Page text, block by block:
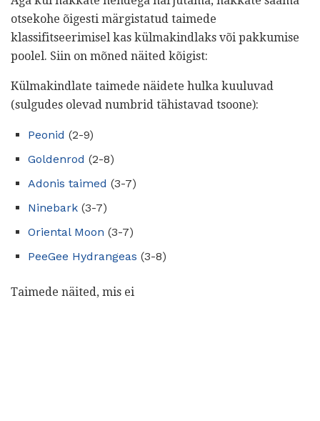
otsekohe õigesti märgistatud taimede
klassifitseerimisel kas külmakindlaks või pakkumise
poolel. Siin on mõned näited kõigist:
Külmakindlate taimede näidete hulka kuuluvad
(sulgudes olevad numbrid tähistavad tsoone):
Peonid (2-9)
Goldenrod (2-8)
Adonis taimed (3-7)
Ninebark (3-7)
Oriental Moon (3-7)
PeeGee Hydrangeas (3-8)
Taimede näited, mis ei